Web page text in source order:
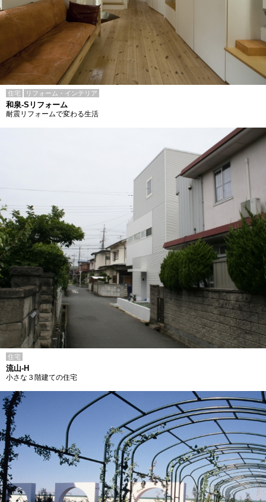
住宅 リフォーム・インテリア
和泉-Sリフォーム
耐震リフォームで変わる生活
住宅
流山-H
小さな３階建ての住宅